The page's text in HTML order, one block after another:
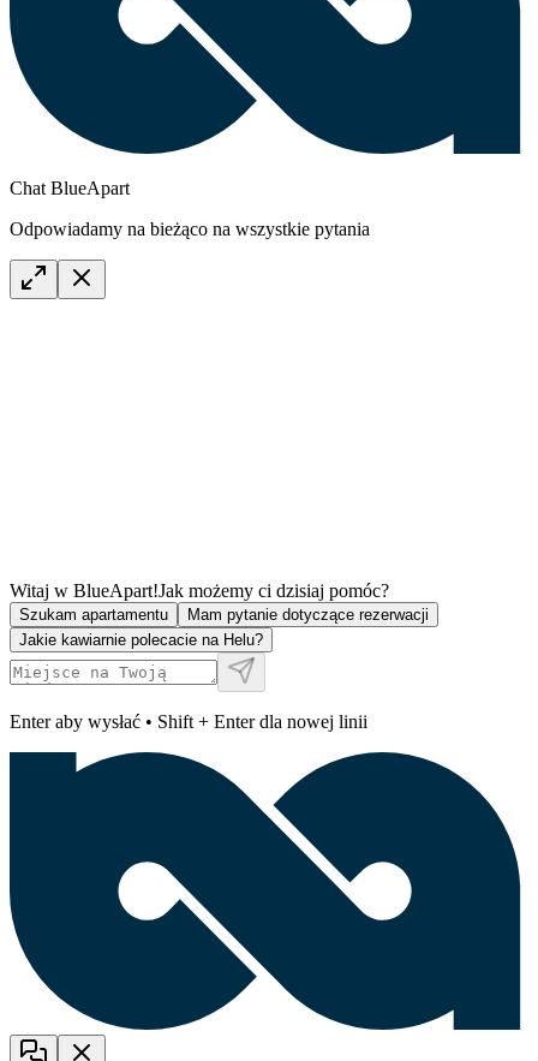
Chat BlueApart
Odpowiadamy na bieżąco na wszystkie pytania
Witaj w BlueApart!Jak możemy ci dzisiaj pomóc?
Szukam apartamentu
Mam pytanie dotyczące rezerwacji
Jakie kawiarnie polecacie na Helu?
Enter aby wysłać • Shift + Enter dla nowej linii